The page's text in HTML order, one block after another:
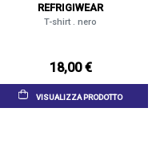
REFRIGIWEAR
T-shirt . nero
18,00 €
VISUALIZZA PRODOTTO